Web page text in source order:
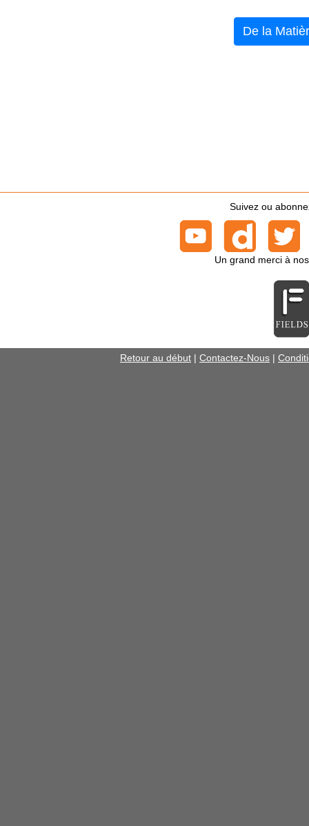
De la
Suivez ou
Un grand merci à
Retour au début | Contactez-Nous |